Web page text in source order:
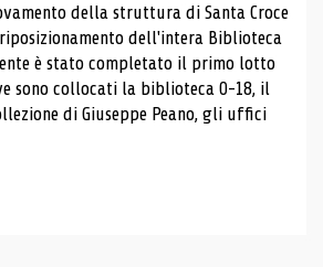
della struttura di Santa Croce
dell'intera Biblioteca
è stato completato il primo lotto
sono collocati la biblioteca 0-18, il
di Giuseppe Peano, gli uffici